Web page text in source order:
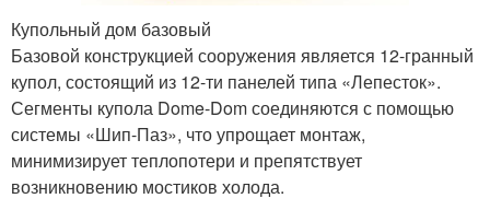
Купольный дом базовый
Базовой конструкцией сооружения является 12-гранный
купол, состоящий из 12-ти панелей типа «Лепесток».
Сегменты купола Dome-Dom соединяются с помощью
системы «Шип-Паз», что упрощает монтаж,
минимизирует теплопотери и препятствует
возникновению мостиков холода.